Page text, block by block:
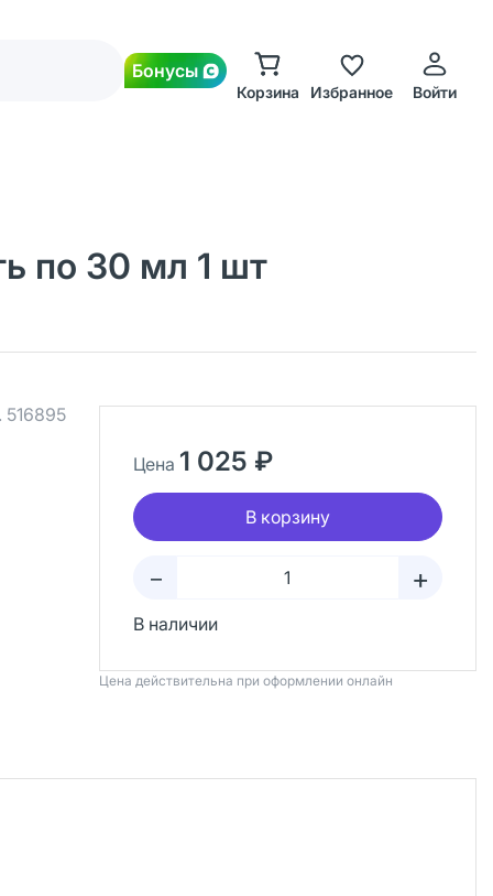
Бонусы
Корзина Избранное Войти
по 30 мл 1 шт
516895
Цена 1 025 ₽
В корзину
– +
В наличии
Цена действительна при оформлении онлайн